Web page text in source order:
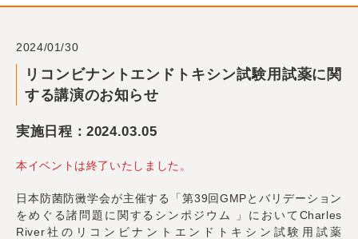
2024/01/30
リコンビナントエンドトキシン試験用試薬に関
する講演のお知らせ
実施日程：2024.03.05
本イベントは終了いたしました。
日本防菌防黴学会が主催する「第39回GMPとバリデーション
をめぐる諸問題に関するシンポジウム 」においてCharles
River社のリコンビナントエンドトキシン試験用試薬